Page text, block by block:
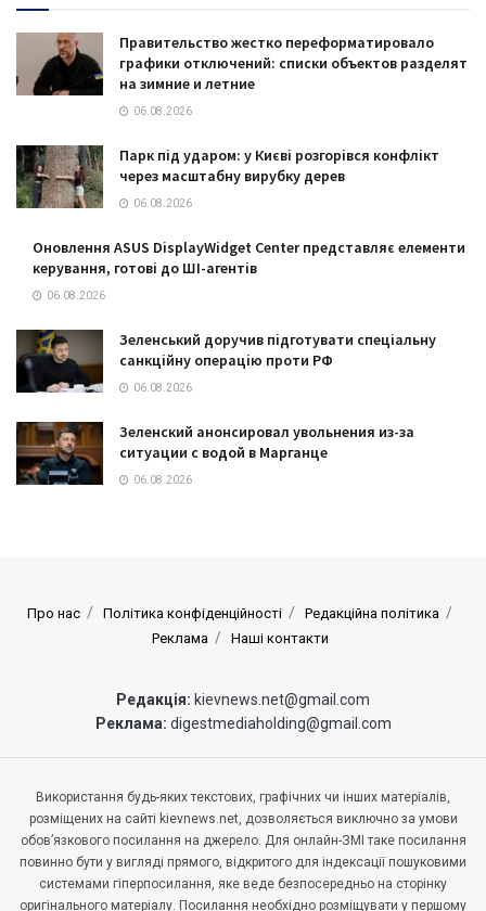
Правительство жестко переформатировало
графики отключений: списки объектов разделят
на зимние и летние
06.08.2026
Парк під ударом: у Києві розгорівся конфлікт
через масштабну вирубку дерев
06.08.2026
Оновлення ASUS DisplayWidget Center представляє елементи
керування, готові до ШІ-агентів
06.08.2026
Зеленський доручив підготувати спеціальну
санкційну операцію проти РФ
06.08.2026
Зеленский анонсировал увольнения из-за
ситуации с водой в Марганце
06.08.2026
Про нас Політика конфіденційності
Редакційна політика
Реклама
Наші контакти
Редакція: kievnews.net@gmail.com
Реклама: digestmediaholding@gmail.com
Використання будь-яких текстових, графічних чи інших матеріалів,
розміщених на сайті kievnews.net, дозволяється виключно за умови
обов’язкового посилання на джерело. Для онлайн-ЗМІ таке посилання
повинно бути у вигляді прямого, відкритого для індексації пошуковими
системами гіперпосилання, яке веде безпосередньо на сторінку
оригінального матеріалу. Посилання необхідно розміщувати у першому